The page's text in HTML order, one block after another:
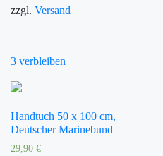
zzgl. Versand
3 verbleiben
Handtuch 50 x 100 cm,
Deutscher Marinebund
29,90 €